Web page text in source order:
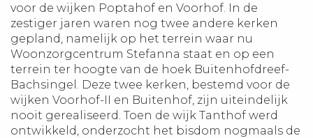
voor de wijken Poptahof en Voorhof. In de
zestiger jaren waren nog twee andere kerken
gepland, namelijk op het terrein waar nu
Woonzorgcentrum Stefanna staat en op een
terrein ter hoogte van de hoek Buitenhofdreef-
Bachsingel. Deze twee kerken, bestemd voor de
wijken Voorhof-II en Buitenhof, zijn uiteindelijk
nooit gerealiseerd. Toen de wijk Tanthof werd
ontwikkeld, onderzocht het bisdom nogmaals de